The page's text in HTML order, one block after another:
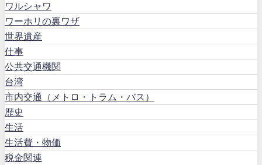
ワルシャワ
ワーホリの裏ワザ
世界遺産
仕事
公共交通機関
台湾
市内交通（メトロ・トラム・バス）
歴史
生活
生活費・物価
税金関連